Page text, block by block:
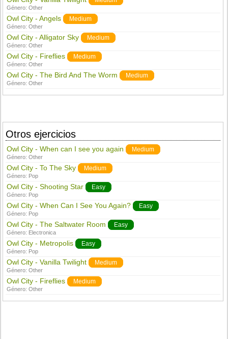
Género:Other
Owl City - Angels Medium
Género:Other
Owl City - Alligator Sky Medium
Género:Other
Owl City - Fireflies Medium
Género:Other
Owl City - The Bird And The Worm Medium
Género:Other
Otros ejercicios
Owl City - When can I see you again Medium
Género:Other
Owl City - To The Sky Medium
Género: Pop
Owl City - Shooting Star Easy
Género: Pop
Owl City - When Can I See You Again? Easy
Género: Pop
Owl City - The Saltwater Room Easy
Género: Electronica
Owl City - Metropolis Easy
Género: Pop
Owl City - Vanilla Twilight Medium
Género:Other
Owl City - Fireflies Medium
Género:Other